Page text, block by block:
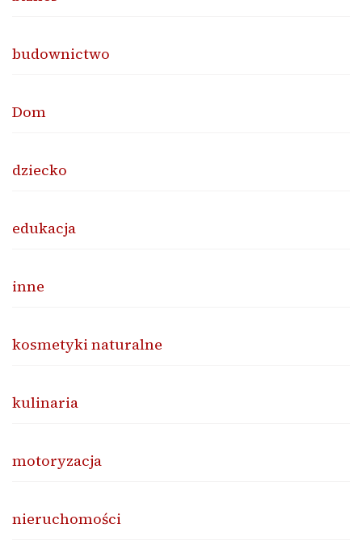
budownictwo
Dom
dziecko
edukacja
inne
kosmetyki naturalne
kulinaria
motoryzacja
nieruchomości